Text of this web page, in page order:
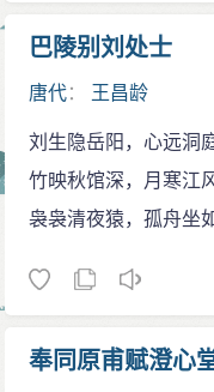
巴陵别刘处士
唐代： 王昌龄
刘生隐岳阳，心远洞
竹映秋馆深，月寒江
袅袅清夜猿，孤舟坐
奉同原甫赋澄心